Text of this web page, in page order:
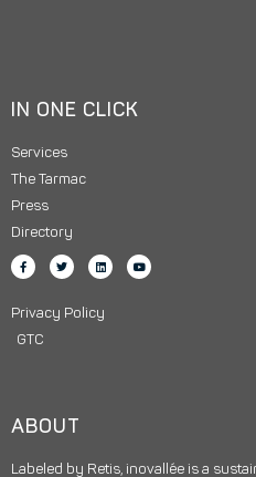
IN ONE CLICK
Services
The Tarmac
Press
Directory
Privacy Policy
GTC
ABOUT
Labeled by Retis, inovallée is a